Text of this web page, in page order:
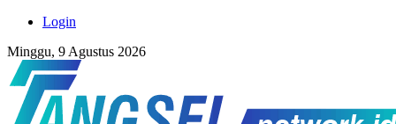
Login
Minggu, 9 Agustus 2026